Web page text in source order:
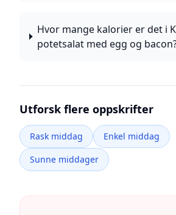
Hvor mange kalorier er det i
potetsalat med egg og
Utforsk flere oppskrifter
Rask middag
Enkel middag
Sunne middager